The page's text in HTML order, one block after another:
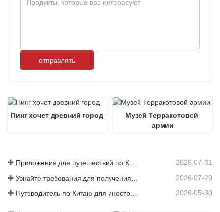
отправлять
Пинг хочет древний город
Музей Терракотовой
армии
2026-07-31
2026-07-29
Путеводитель по Китаю для иностранцев: что нужно знать перед посещением 2026-05-30